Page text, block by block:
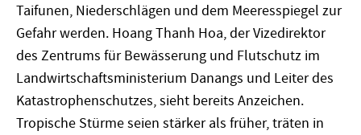
Taifunen, Niederschlägen und dem Meeresspiegel zur
Gefahr werden. Hoang Thanh Hoa, der Vizedirektor
des Zentrums für Bewässerung und Flutschutz im
Landwirtschaftsministerium Danangs und Leiter des
Katastrophenschutzes, sieht bereits Anzeichen.
Tropische Stürme seien stärker als früher, träten in